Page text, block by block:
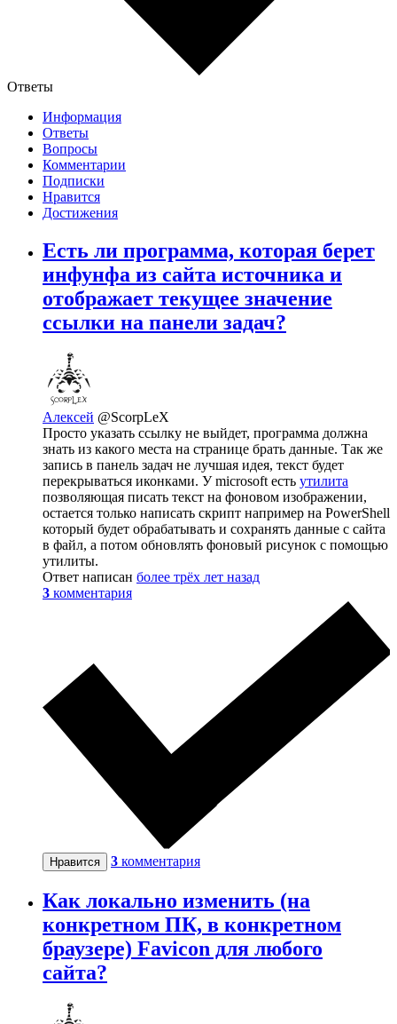
Ответы
Информация
Ответы
Вопросы
Комментарии
Подписки
Нравится
Достижения
Есть ли программа, которая берет
инфунфа из сайта источника и
отображает текущее значение
ссылки на панели задач?
Алексей @ScorpLeX
Просто указать ссылку не выйдет, программа должна
знать из какого места на странице брать данные. Так же
запись в панель задач не лучшая идея, текст будет
перекрываться иконками. У microsoft есть утилита
позволяющая писать текст на фоновом изображении,
остается только написать скрипт например на PowerShell
который будет обрабатывать и сохранять данные с сайта
в файл, а потом обновлять фоновый рисунок с помощью
утилиты.
Ответ написан более трёх лет назад
3 комментария
Нравится 3 комментария
Как локально изменить (на
конкретном ПК, в конкретном
браузере) Favicon для любого
сайта?